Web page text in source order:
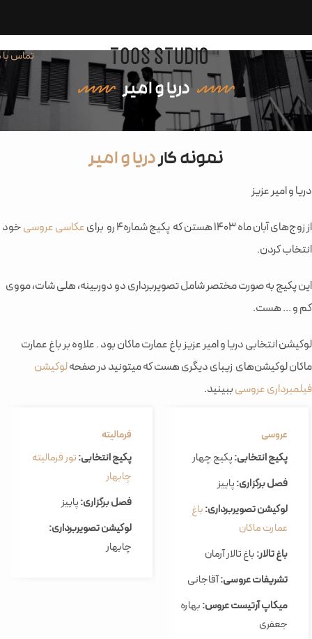
منو تماس با
دریا و امیر
نمونه کاردریا و امیر
دریا و امیر عزیز
از زوج‌های آبان ماه ۱۴۰3 هستن که پکیج شماره4 رو برای عکاسی عروسیخود
انتخاب کردن.
این پکیج به صورت مختصر شامل تصویربرداری دو دوربینه، هلی شات، مووی
کم و ... هست.
لوکیشن انتخابی دریا و امیر عزیز باغ عمارت ماکان بود . علاوه بر باغ عمارت
ماکان لوکیشن‌های زیبای دیگری هست که میتونید در صفحهلوکیشن
فیلمبرداری عروسیببینید.
عروسی
پکیج انتخابی:پکیج چهار
فصل برگزاری:پاییز
لوکیشن تصویربرداری:باغ
عمارت ماکان
باغ تالار:باغ تالار آرمان
تشریفات عروسی:آقاجانی
میکاپ آرتیست عروس:بهاره
جعفری
فرمالیته
پکیج انتخابی:تور فرمالیته
چابهار
فصل برگزاری:پاییز
لوکیشن تصویربرداری:
چابهار